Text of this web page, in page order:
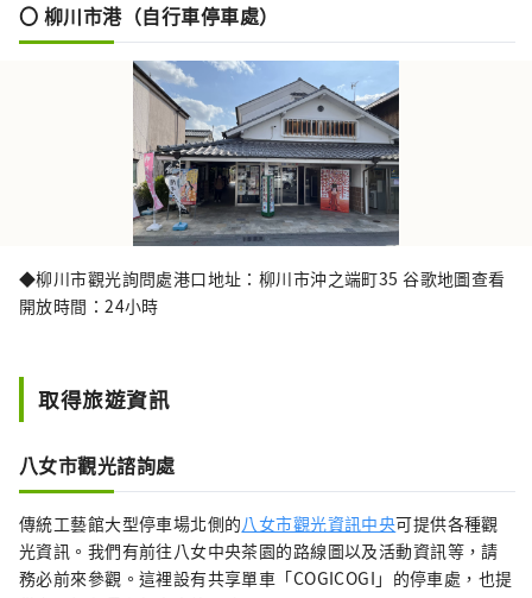
〇 柳川市港（自行車停車處）
◆柳川市觀光詢問處港口地址：柳川市沖之端町35 谷歌地圖查看
開放時間：24小時
取得旅遊資訊
八女市觀光諮詢處
傳統工藝館大型停車場北側的八女市觀光資訊中央可提供各種觀
光資訊。我們有前往八女中央茶園的路線圖以及活動資訊等，請
務必前來參觀。這裡設有共享單車「COGICOGI」的停車處，也提